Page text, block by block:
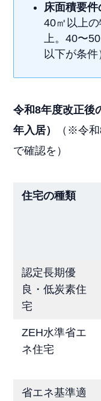
床面積要件
40㎡以上
上。40〜
以下が条件
令和8年度改正後
年入居）
（※令
で確認を）
住宅の種類
認定長期優
良・低炭素住
宅
ZEH水準省エ
ネ住宅
省エネ基準適